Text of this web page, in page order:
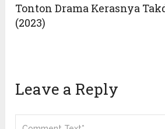
Tonton Drama Kerasnya
(2023)
Leave a Reply